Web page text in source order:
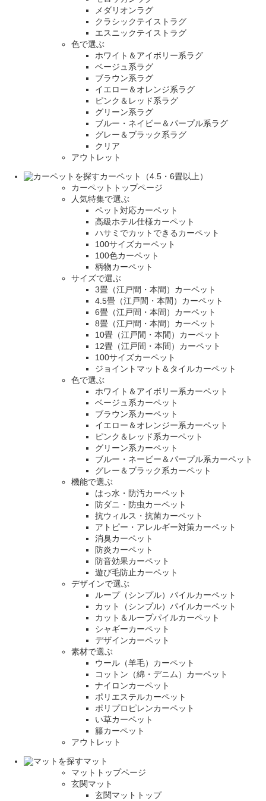
メダリオンラグ
クラシックテイストラグ
エスニックテイストラグ
色で選ぶ
ホワイト＆アイボリー系ラグ
ベージュ系ラグ
ブラウン系ラグ
イエロー＆オレンジ系ラグ
ピンク＆レッド系ラグ
グリーン系ラグ
ブルー・ネイビー＆パープル系ラグ
グレー＆ブラック系ラグ
クリア
アウトレット
カーペット（4.5・6畳以上）
カーペットトップページ
人気特集で選ぶ
ペット対応カーペット
高級ホテル仕様カーペット
ハサミでカットできるカーペット
100サイズカーペット
100色カーペット
柄物カーペット
サイズで選ぶ
3畳（江戸間・本間）カーペット
4.5畳（江戸間・本間）カーペット
6畳（江戸間・本間）カーペット
8畳（江戸間・本間）カーペット
10畳（江戸間・本間）カーペット
12畳（江戸間・本間）カーペット
100サイズカーペット
ジョイントマット＆タイルカーペット
色で選ぶ
ホワイト＆アイボリー系カーペット
ベージュ系カーペット
ブラウン系カーペット
イエロー＆オレンジー系カーペット
ピンク＆レッド系カーペット
グリーン系カーペット
ブルー・ネービー＆パープル系カーペット
グレー＆ブラック系カーペット
機能で選ぶ
はっ水・防汚カーペット
防ダニ・防虫カーペット
抗ウィルス・抗菌カーペット
アトピー・アレルギー対策カーペット
消臭カーペット
防炎カーペット
防音効果カーペット
遊び毛防止カーペット
デザインで選ぶ
ループ（シンプル）パイルカーペット
カット（シンプル）パイルカーペット
カット＆ループパイルカーペット
シャギーカーペット
デザインカーペット
素材で選ぶ
ウール（羊毛）カーペット
コットン（綿・デニム）カーペット
ナイロンカーペット
ポリエステルカーペット
ポリプロピレンカーペット
い草カーペット
籐カーペット
アウトレット
マット
マットトップページ
玄関マット
玄関マットトップ